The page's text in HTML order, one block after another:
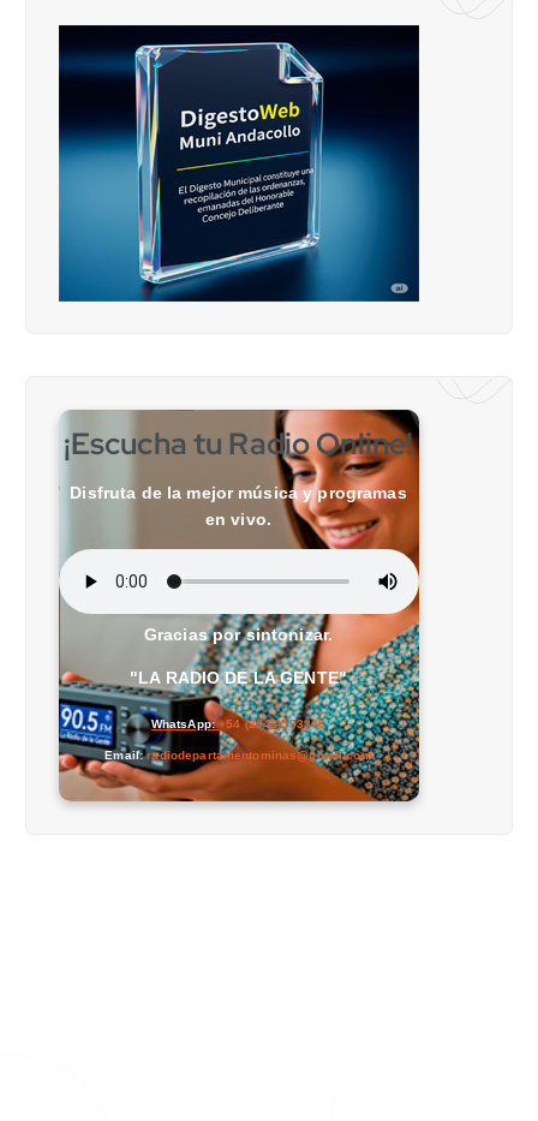
¡Escucha tu Radio Online!
Disfruta de la mejor música y programas
en vivo.
Gracias por sintonizar.
"LA RADIO DE LA GENTE"
WhatsApp:+54 (2942)533346
Email:radiodepartamentominas@gmail.com